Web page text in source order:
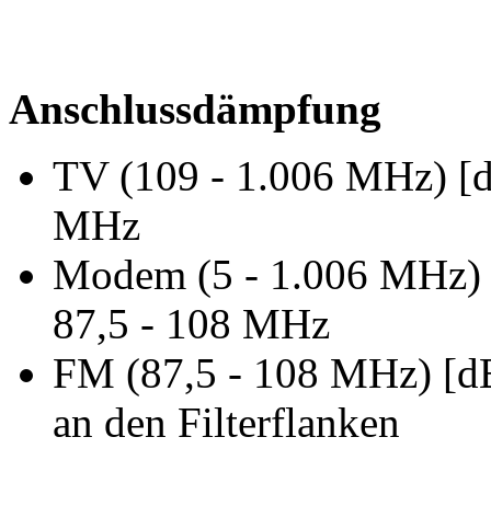
Anschlussdämpfung
TV (109 - 1.006 MHz)
MHz
Modem (5 - 1.006
87,5 - 108 MHz
FM (87,5 - 108 MHz)
an den Filterflanken